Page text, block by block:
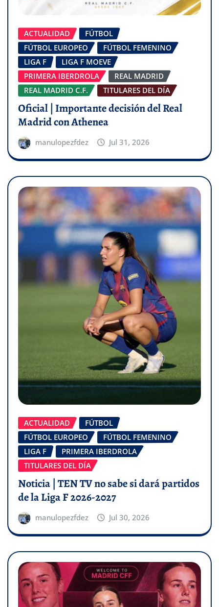
ACTUALIDAD
FÚTBOL
FÚTBOL EUROPEO
FÚTBOL FEMENINO
LIGA F
LIGA F MOEVE
PRIMERA IBERDROLA
REAL MADRID
REAL MADRID C.F.
TITULARES DEL DÍA
Oficial | Importante decisión del Real
Madrid con Athenea
manulopezfdez Jul 31, 2026
ACTUALIDAD
FÚTBOL
FÚTBOL EUROPEO
FÚTBOL FEMENINO
LIGA F
PRIMERA IBERDROLA
TITULARES DEL DÍA
Noticia | TEN TV no sabe si dará partidos
de la Liga F 2026-2027
manulopezfdez Jul 30, 2026